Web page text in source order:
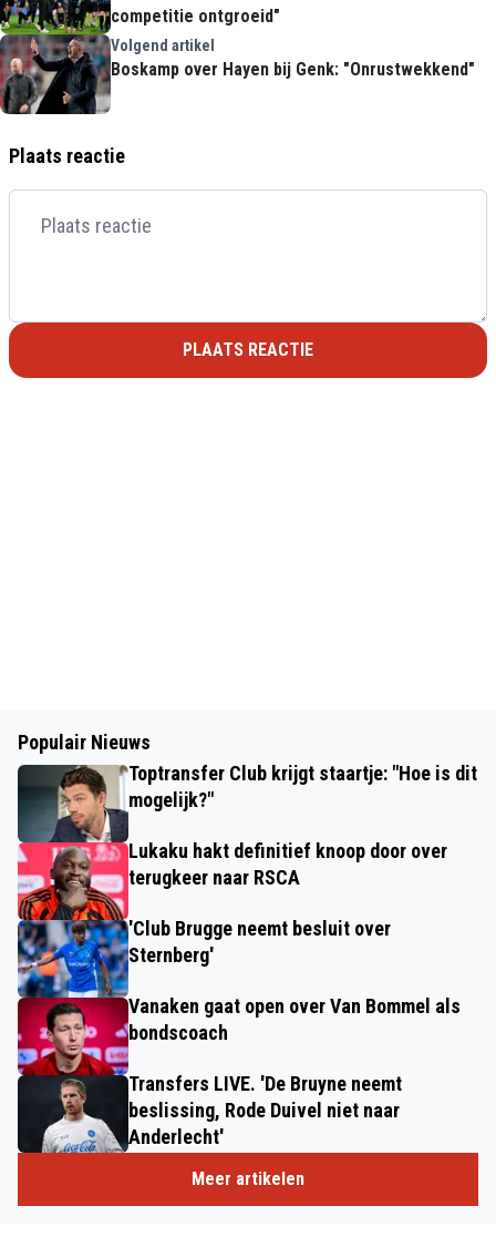
competitie ontgroeid"
Volgend artikel
Boskamp over Hayen bij Genk: "Onrustwekkend"
Plaats reactie
PLAATS REACTIE
Populair Nieuws
Toptransfer Club krijgt staartje: "Hoe is dit
mogelijk?"
Lukaku hakt definitief knoop door over
terugkeer naar RSCA
'Club Brugge neemt besluit over
Sternberg'
Vanaken gaat open over Van Bommel als
bondscoach
Transfers LIVE. 'De Bruyne neemt
beslissing, Rode Duivel niet naar
Anderlecht'
Meer artikelen